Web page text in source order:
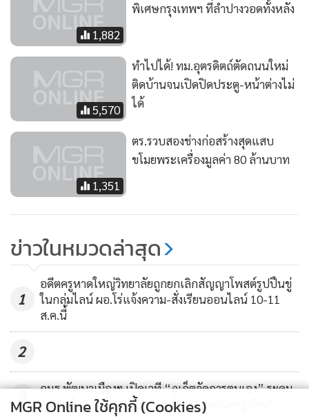
1,882
พิเศษกรุงเทพฯ ที่ลำปางวอดทั้งหลัง
5,570
ทำไปได้! ทม.อุตรดิตถ์ตัดถนนใหม่
ติดบ้านจนเปิดปิดประตู-หน้าต่างไม่
ได้
1,351
ตร.รวบสองช่างก่อสร้างสุดแสบ
ขโมยพระเครื่องมูลค่า 80 ล้านบาท
ข่าวในหมวดล่าสุด
1
อดีตครูหาดใหญ่วิทยาลัยถูกยกเลิกสัญญาโพสต์รูปปืนขู่
ในกลุ่มไลน์ ผอ.โร่แจ้งความ-สั่งเรียนออนไลน์ 10-11
ส.ค.นี้
2
กมธ.พัฒนาเมืองฯ เปิดเวที “ภูเก็ตจัดการตนเอง” ระดม
ความเห็นแนวทางกระจายอำนาจ “มหานครภูเก็ต”
MGR Online ใช้คุกกี้ (Cookies)